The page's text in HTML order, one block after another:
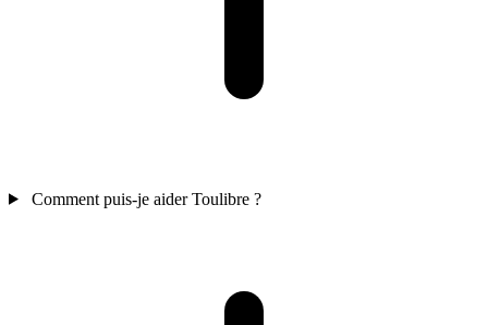
Comment puis-je aider Toulibre ?